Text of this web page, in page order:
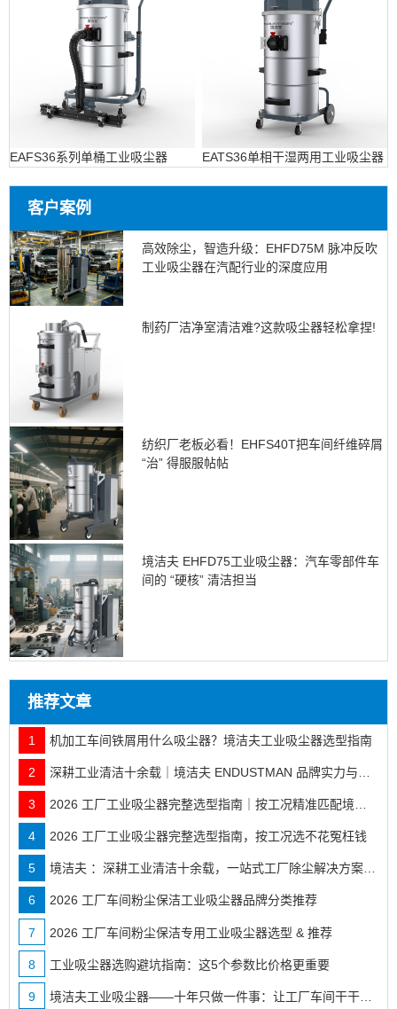
EAFS36系列单桶工业吸尘器 EATS36单相干湿两用工业吸尘器
客户案例
高效除尘，智造升级：EHFD75M 脉冲反吹
工业吸尘器在汽配行业的深度应用
制药厂洁净室清洁难?这款吸尘器轻松拿捏!
纺织厂老板必看！EHFS40T把车间纤维碎屑
“治” 得服服帖帖
境洁夫 EHFD75工业吸尘器：汽车零部件车
间的 “硬核” 清洁担当
推荐文章
1 机加工车间铁屑用什么吸尘器？境洁夫工业吸尘器选型指南
2 深耕工业清洁十余载｜境洁夫 ENDUSTMAN 品牌实力与全行业落地案例
3 2026 工厂工业吸尘器完整选型指南｜按工况精准匹配境洁夫全系机型
4 2026 工厂工业吸尘器完整选型指南，按工况选不花冤枉钱
5 境洁夫 ：深耕工业清洁十余载，一站式工厂除尘解决方案服务商
6 2026 工厂车间粉尘保洁工业吸尘器品牌分类推荐
7 2026 工厂车间粉尘保洁专用工业吸尘器选型 & 推荐
8 工业吸尘器选购避坑指南：这5个参数比价格更重要
9 境洁夫工业吸尘器——十年只做一件事：让工厂车间干干净净